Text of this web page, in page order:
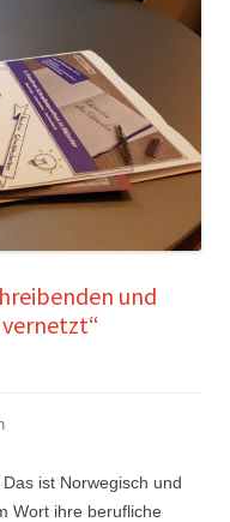
und
ist Norwegisch und
Wort ihre berufliche